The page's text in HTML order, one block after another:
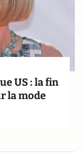
US : la fin
la mode